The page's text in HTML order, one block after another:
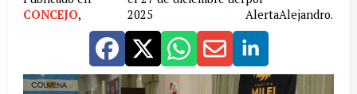
CONCEJO,
2025
AlertaAlejandro.